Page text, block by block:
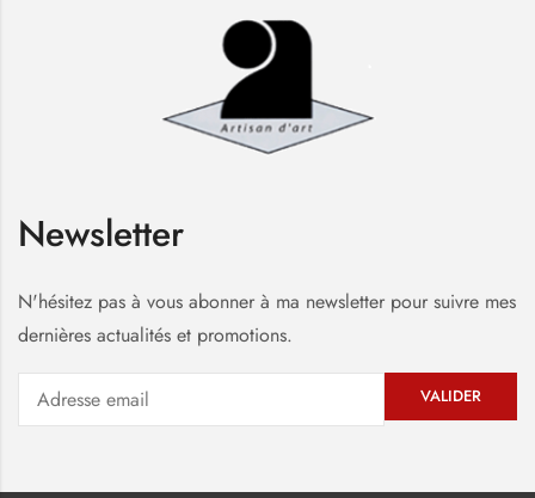
Newsletter
N'hésitez pas à vous abonner à ma newsletter pour suivre mes
dernières actualités et promotions.